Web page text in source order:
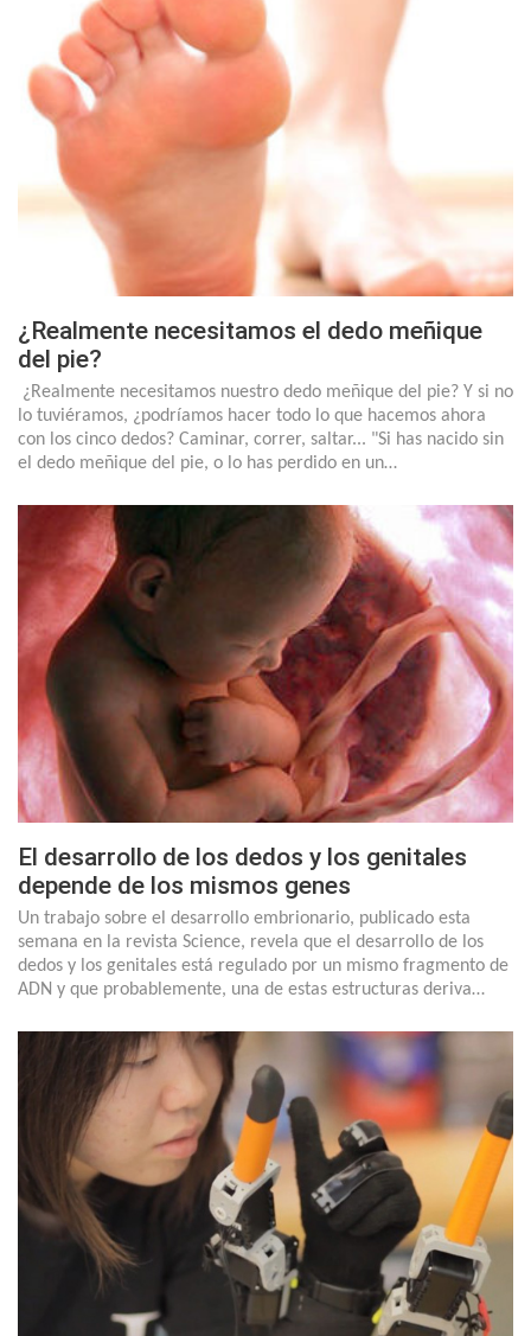
¿Realmente necesitamos el dedo meñique
del pie?
¿Realmente necesitamos nuestro dedo meñique del pie? Y si no
lo tuviéramos, ¿podríamos hacer todo lo que hacemos ahora
con los cinco dedos? Caminar, correr, saltar... "Si has nacido sin
el dedo meñique del pie, o lo has perdido en un…
El desarrollo de los dedos y los genitales
depende de los mismos genes
Un trabajo sobre el desarrollo embrionario, publicado esta
semana en la revista Science, revela que el desarrollo de los
dedos y los genitales está regulado por un mismo fragmento de
ADN y que probablemente, una de estas estructuras deriva…